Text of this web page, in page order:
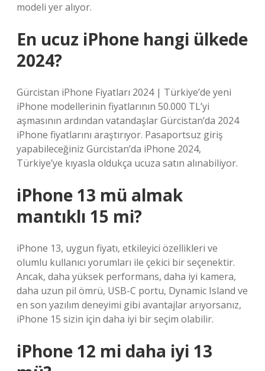
modeli yer alıyor.
En ucuz iPhone hangi ülkede
2024?
Gürcistan iPhone Fiyatları 2024 | Türkiye’de yeni
iPhone modellerinin fiyatlarının 50.000 TL’yi
aşmasının ardından vatandaşlar Gürcistan’da 2024
iPhone fiyatlarını araştırıyor. Pasaportsuz giriş
yapabileceğiniz Gürcistan’da iPhone 2024,
Türkiye’ye kıyasla oldukça ucuza satın alınabiliyor.
iPhone 13 mü almak
mantıklı 15 mi?
iPhone 13, uygun fiyatı, etkileyici özellikleri ve
olumlu kullanıcı yorumları ile çekici bir seçenektir.
Ancak, daha yüksek performans, daha iyi kamera,
daha uzun pil ömrü, USB-C portu, Dynamic Island ve
en son yazılım deneyimi gibi avantajlar arıyorsanız,
iPhone 15 sizin için daha iyi bir seçim olabilir.
iPhone 12 mi daha iyi 13